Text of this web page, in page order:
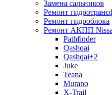
Замена сальников
Ремонт
Ремонт гидроблока
Ремонт АКПП
Pathfinder
Qashqai
Qashqai+2
Juke
Teana
Murano
X-Trail